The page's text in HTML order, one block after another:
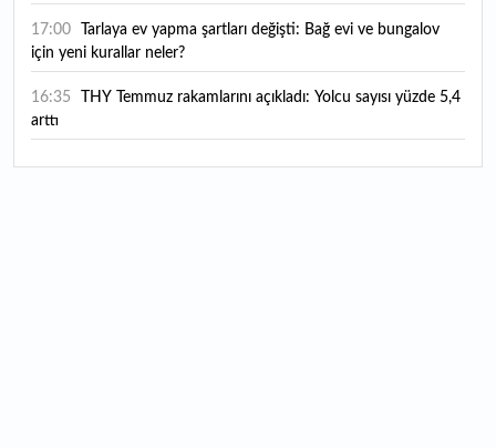
yürürlüğe girdi
17:00
için yeni kurallar neler?
16:35
arttı
16:27 Piyasaların beklediği veri geldi: ABD tarım dışı istihdam